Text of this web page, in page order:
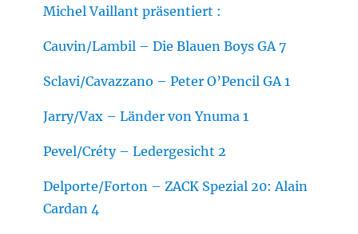
Michel Vaillant präsentiert :
Cauvin/Lambil – Die Blauen Boys GA 7
Sclavi/Cavazzano – Peter O’Pencil GA 1
Jarry/Vax – Länder von Ynuma 1
Pevel/Créty – Ledergesicht 2
Delporte/Forton – ZACK Spezial 20: Alain
Cardan 4